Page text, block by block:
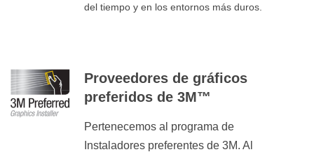
del tiempo y en los entornos más duros.
Proveedores de gráficos
preferidos de 3M™
Pertenecemos al programa de
Instaladores preferentes de 3M. Al